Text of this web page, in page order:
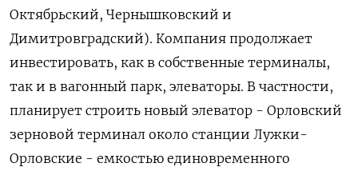
Октябрьский, Чернышковский и
Димитровградский). Компания продолжает
инвестировать, как в собственные терминалы,
так и в вагонный парк, элеваторы. В частности,
планирует строить новый элеватор - Орловский
зерновой терминал около станции Лужки-
Орловские - емкостью единовременного